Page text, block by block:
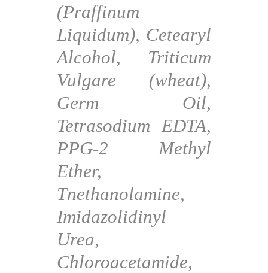
(Praffinum
Liquidum), Cetearyl
Alcohol, Triticum
Vulgare (wheat),
Germ Oil,
Tetrasodium EDTA,
PPG-2 Methyl
Ether,
Tnethanolamine,
Imidazolidinyl
Urea,
Chloroacetamide,